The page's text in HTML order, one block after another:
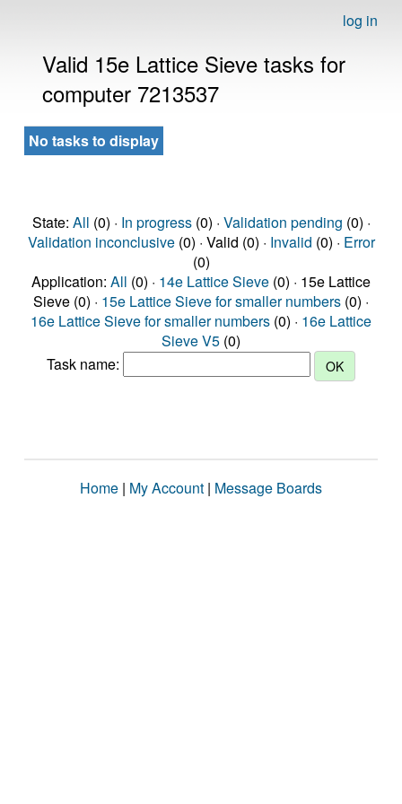
log in
Valid 15e Lattice Sieve tasks for
computer 7213537
No tasks to display
State: All (0) · In progress(0) · Validation pending (0) ·
Validation inconclusive(0) · Valid (0) · Invalid (0) · Error
(0)
Application: All (0) · 14e Lattice Sieve (0) · 15e Lattice
Sieve (0) · 15e Lattice Sieve for smaller numbers (0) ·
16e Lattice Sieve for smaller numbers (0) · 16e Lattice
Sieve V5 (0)
Task name:
Home | My Account | Message Boards